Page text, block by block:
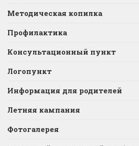
Методическая копилка
Профилактика
Консультационный пункт
Логопункт
Информация для родителей
Летняя кампания
Фотогалерея